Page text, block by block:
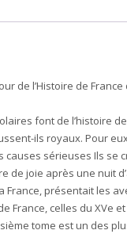
de l’Histoire de
font de l’histoire
ils royaux. Pour
sérieuses Ils se
de joie après une nuit
présentait les
France, celles du
tome est un des